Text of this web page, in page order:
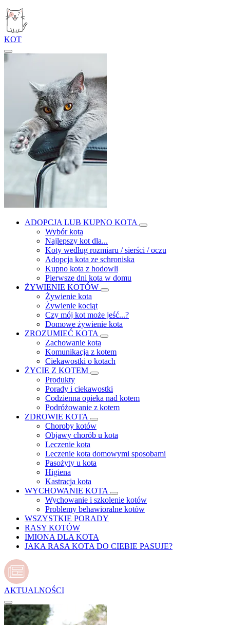
KOT
ADOPCJA LUB KUPNO KOTA
Wybór kota
Najlepszy kot dla...
Koty według rozmiaru / sierści / oczu
Adopcja kota ze schroniska
Kupno kota z hodowli
Pierwsze dni kota w domu
ŻYWIENIE KOTÓW
Żywienie kota
Żywienie kociąt
Czy mój kot może jeść...?
Domowe żywienie kota
ZROZUMIEĆ KOTA
Zachowanie kota
Komunikacja z kotem
Ciekawostki o kotach
ŻYCIE Z KOTEM
Produkty
Porady i ciekawostki
Codzienna opieka nad kotem
Podróżowanie z kotem
ZDROWIE KOTA
Choroby kotów
Objawy chorób u kota
Leczenie kota
Leczenie kota domowymi sposobami
Pasożyty u kota
Higiena
Kastracja kota
WYCHOWANIE KOTA
Wychowanie i szkolenie kotów
Problemy behawioralne kotów
WSZYSTKIE PORADY
RASY KOTÓW
IMIONA DLA KOTA
JAKA RASA KOTA DO CIEBIE PASUJE?
AKTUALNOŚCI